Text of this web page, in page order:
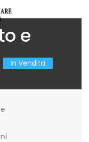
e
Biagio
In Vendita